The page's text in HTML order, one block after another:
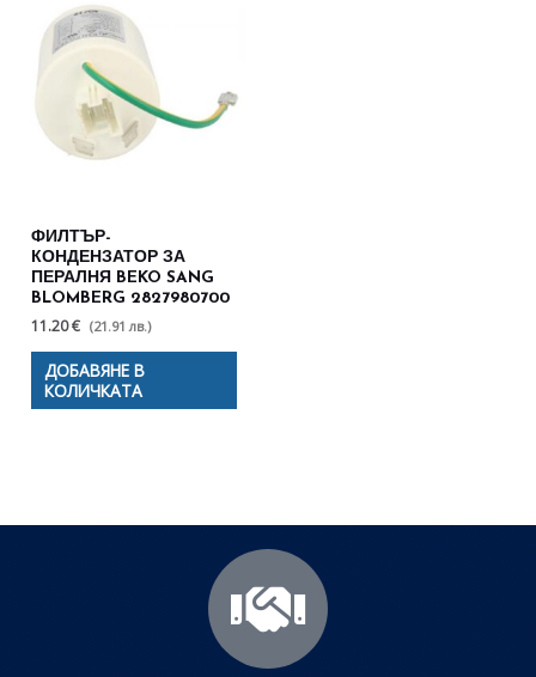
ФИЛТЪР-
КОНДЕНЗАТОР ЗА
ПЕРАЛНЯ BEKO SANG
BLOMBERG 2827980700
11.20 € (21.91 лв.)
ДОБАВЯНЕ В
КОЛИЧКАТА